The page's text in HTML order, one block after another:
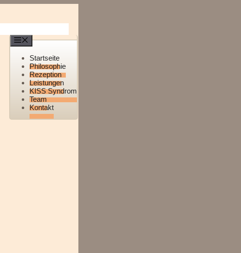
Menü
Startseite
Philosophie
Rezeption
Leistungen
KISS Syndrom
Team
Kontakt